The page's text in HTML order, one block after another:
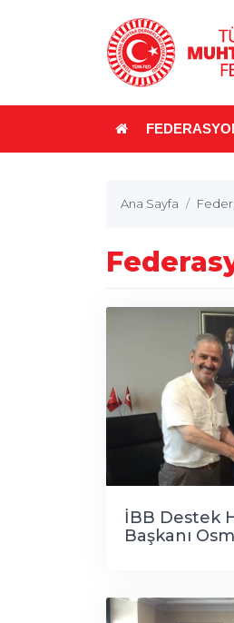
Ana Sayfa
İBB Destek
Başkanı